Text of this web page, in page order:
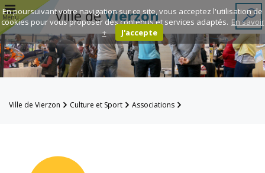
Menu Ville deVierzon
Annuaire des
associations
Espace
Famille
Ville de Vierzon Culture et Sport Associations
En poursuivant votre navigation sur ce site, vous acceptez l'utilisation de
cookies pour vous proposer des contenus et services adaptés. En savoir
+
J'accepte